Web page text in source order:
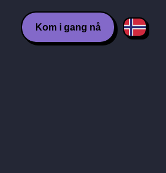
Kom i gang nå